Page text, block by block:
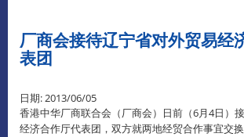
厂商会接待辽宁省对外贸易经
表团
日期: 2013/06/05
香港中华厂商联合会（厂商会）日前（6月4日）
经济合作厅代表团，双方就两地经贸合作事宜交换